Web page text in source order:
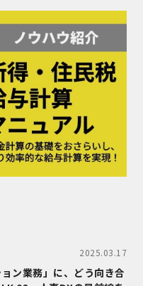
2025.03.17
ン業務」に、どう向き合